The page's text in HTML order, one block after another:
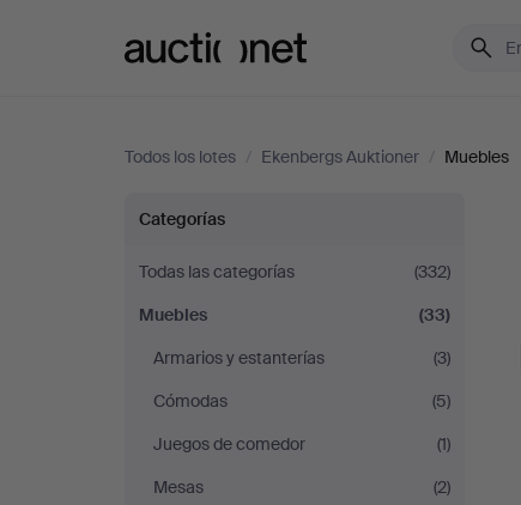
Todos los lotes / Ekenbergs Auktioner / Muebles
Muebles
en
Ekenbergs
Auktioner
Categorías
Todas las categorías
(332)
Muebles
(33)
Armarios y estanterías
(3)
Cómodas
(5)
Juegos de comedor
(1)
Mesas
(2)